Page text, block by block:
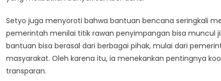
Setyo juga menyoroti bahwa bantuan bencana seringkali
pemerintah menilai titik rawan penyimpangan bisa muncul
bantuan bisa berasal dari berbagai pihak, mulai dari
masyarakat. Oleh karena itu, ia menekankan pentingnya
transparan.